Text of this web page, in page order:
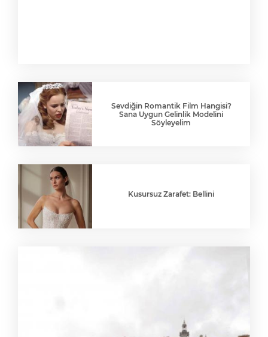
Sevdiğin Romantik Film Hangisi?
Sana Uygun Gelinlik Modelini
Söyleyelim
Kusursuz Zarafet: Bellini